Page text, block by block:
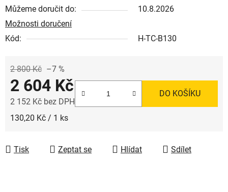
Můžeme doručit do:
10.8.2026
Možnosti doručení
Kód:
H-TC-B130
2 800 Kč –7 %
2 604 Kč
2 152 Kč bez DPH
Měrná cena:
130,20 Kč / 1 ks
DO KOŠÍKU
Tisk Zeptat se Hlídat Sdílet